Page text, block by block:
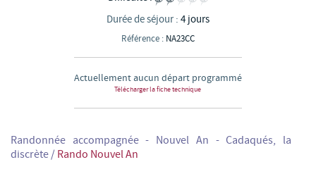
Durée de séjour : 4 jours
Référence : NA23CC
Actuellement aucun départ programmé
Télécharger la fiche technique
Randonnée accompagnée - Nouvel An - Cadaqués, la
discrète / Rando Nouvel An